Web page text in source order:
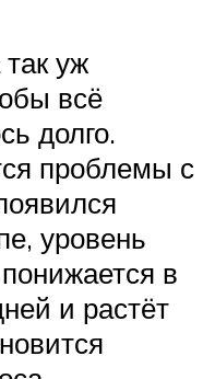
уж
всё
долго.
проблемы с
уровень
в
и растёт